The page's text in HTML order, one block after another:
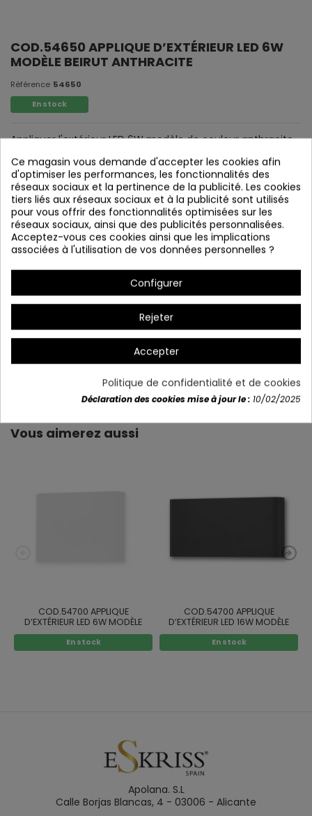
COD.54650 APPLIQUE D’EXTÉRIEUR LED 6W
MODÈLE BEIRUT ANTHRACITE
Référence 54650
En stock
Appliquer l'extérieur LED 6W modèle de couleur anthracite
Vous aimerez aussi
COD.54700 APPLIQUE
D’EXTÉRIEUR LED 6W MODÈLE
BEIRUT BLANC
En stock
COD.54700 APPLIQUE
D’EXTÉRIEUR LED 16W MODÈLE
BEIRUT BLANC
En stock
Apolana. S.L
Calle Borjas Blancas, 4 - 03006 - Alicante
Ce magasin vous demande d'accepter les cookies afin
d'optimiser les performances, les fonctionnalités des
réseaux sociaux et la pertinence de la publicité. Les cookies
tiers liés aux réseaux sociaux et à la publicité sont utilisés
pour vous offrir des fonctionnalités optimisées sur les
réseaux sociaux, ainsi que des publicités personnalisées.
Acceptez-vous ces cookies ainsi que les implications
associées à l'utilisation de vos données personnelles ?
Configurer
Rejeter
Accepter
Politique de confidentialité et de cookies
Déclaration des cookies mise à jour le : 10/02/2025